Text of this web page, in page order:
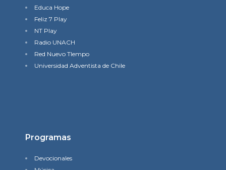
Educa Hope
Feliz 7 Play
NT Play
Radio UNACH
Red Nuevo TIempo
Universidad Adventista de Chile
Programas
Devocionales